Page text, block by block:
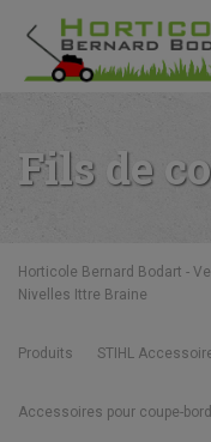
Fils de
Horticole Bernard Bodart -
Nivelles Ittre Braine
Produits STIHL
Accessoires pour coupe-